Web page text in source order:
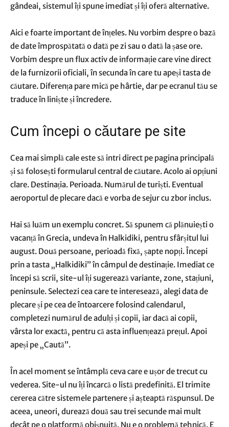
gândeai, sistemul îți spune imediat și îți oferă alternative.
Aici e foarte important de înțeles. Nu vorbim despre o bază
de date împrospătată o dată pe zi sau o dată la șase ore.
Vorbim despre un flux activ de informație care vine direct
de la furnizorii oficiali, în secunda în care tu apeși tasta de
căutare. Diferența pare mică pe hârtie, dar pe ecranul tău se
traduce în liniște și încredere.
Cum începi o căutare pe site
Cea mai simplă cale este să intri direct pe pagina principală
și să folosești formularul central de căutare. Acolo ai opțiuni
clare. Destinația. Perioada. Numărul de turiști. Eventual
aeroportul de plecare dacă e vorba de sejur cu zbor inclus.
Hai să luăm un exemplu concret. Să spunem că plănuiești o
vacanță în Grecia, undeva în Halkidiki, pentru sfârșitul lui
august. Două persoane, perioadă fixă, șapte nopți. Începi
prin a tasta „Halkidiki” în câmpul de destinație. Imediat ce
începi să scrii, site-ul îți sugerează variante, zone, stațiuni,
peninsule. Selectezi cea care te interesează, alegi data de
plecare și pe cea de întoarcere folosind calendarul,
completezi numărul de adulți și copii, iar dacă ai copii,
vârsta lor exactă, pentru că asta influențează prețul. Apoi
apeși pe „Caută”.
În acel moment se întâmplă ceva care e ușor de trecut cu
vederea. Site-ul nu îți încarcă o listă predefinită. El trimite
cererea către sistemele partenere și așteaptă răspunsul. De
aceea, uneori, durează două sau trei secunde mai mult
decât pe o platformă obișnuită. Nu e o problemă tehnică. E